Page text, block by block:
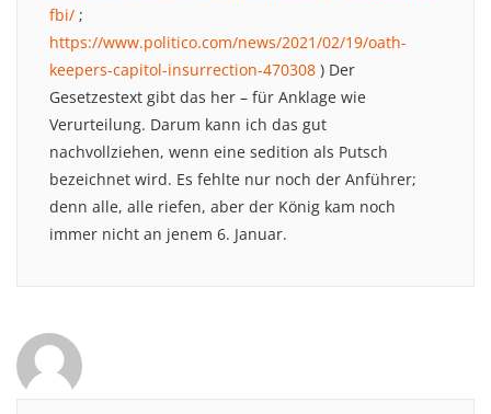
fbi/ ;
https://www.politico.com/news/2021/02/19/oath-
keepers-capitol-insurrection-470308 ) Der
Gesetzestext gibt das her – für Anklage wie
Verurteilung. Darum kann ich das gut
nachvollziehen, wenn eine sedition als Putsch
bezeichnet wird. Es fehlte nur noch der Anführer;
denn alle, alle riefen, aber der König kam noch
immer nicht an jenem 6. Januar.